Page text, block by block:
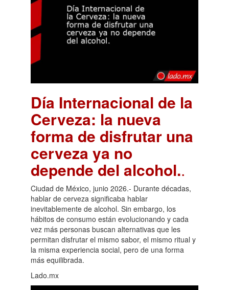
Día Internacional de la
Cerveza: la nueva
forma de disfrutar una
cerveza ya no
depende del alcohol..
Ciudad de México, junio 2026.- Durante décadas,
hablar de cerveza significaba hablar
inevitablemente de alcohol. Sin embargo, los
hábitos de consumo están evolucionando y cada
vez más personas buscan alternativas que les
permitan disfrutar el mismo sabor, el mismo ritual y
la misma experiencia social, pero de una forma
más equilibrada.
Lado.mx